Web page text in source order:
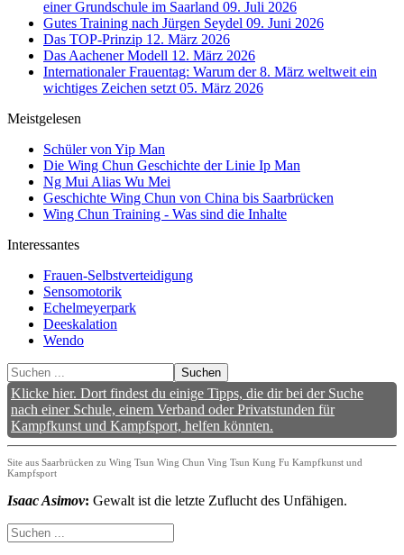
einer Grundschule im Saarland 09. Juli 2026
Gutes Training nach Jürgen Seydel 09. Juni 2026
Das TOP-Prinzip 12. März 2026
Das Aachener Modell 12. März 2026
Internationaler Frauentag: Warum der 8. März weltweit ein
wichtiges Zeichen setzt 05. März 2026
Meistgelesen
Schüler von Yip Man
Die Wing Chun Geschichte der Linie Ip Man
Ng Mui Alias Wu Mei
Geschichte Wing Chun von China bis Saarbrücken
Wing Chun Training - Was sind die Inhalte
Interessantes
Frauen-Selbstverteidigung
Sensomotorik
Echelmeyerpark
Deeskalation
Wendo
Suchen
Klicke hier. Dort findest du einige Tipps, die dir bei der Suche
nach einer Schule, einem Verband oder Privatstunden für
Kampfkunst und Kampfsport, helfen könnten.
Site aus Saarbrücken zu Wing Tsun Wing Chun Ving Tsun Kung Fu Kampfkunst und
Kampfsport
Isaac Asimov: Gewalt ist die letzte Zuflucht des Unfähigen.